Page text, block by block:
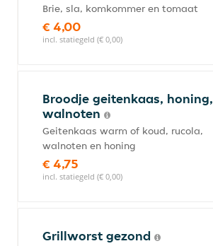
Brie, sla, komkommer en tomaat
€ 4,00
incl. statiegeld (€ 0,00)
Broodje geitenkaas, honing,
walnoten
Geitenkaas warm of koud, rucola,
walnoten en honing
€ 4,75
incl. statiegeld (€ 0,00)
Grillworst gezond